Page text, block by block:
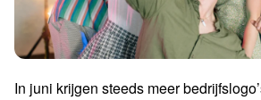
In juni krijgen steeds meer